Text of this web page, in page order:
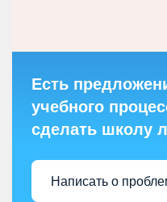
Есть
учебного
сделать школу
Написать о